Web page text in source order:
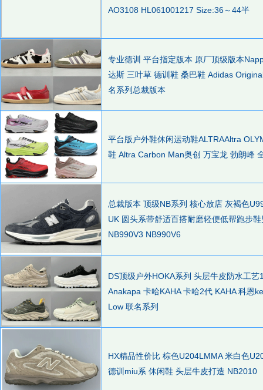
AO3108 HL061001217 Size:36～44半
专业德训 平台指定版本 原厂顶级版本
达斯 三叶草 德训鞋 桑巴鞋 Adidas
名系列总裁版本
平台版户外鞋休闲运动鞋ALTRAAltra
鞋 Altra Carbon Man奥创 万宝龙 勃朗峰
总裁版本 顶级NB系列 核心放店 灰褐色
UK 圆头系带舒适百搭耐磨轻便低帮跑步
NB990V3 NB990V6
DS顶级户外HOKA系列 头层牛皮防水工
Anakapa 卡哈KAHA 卡哈2代 KAHA 科恩
Low 联名系列
HX精品性价比 棕色U204LMMA 米白色
德训miu系 休闲鞋 头层牛皮打造 NB2010